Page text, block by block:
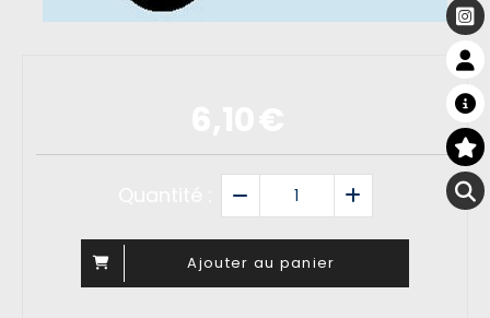
Ajouter au panier